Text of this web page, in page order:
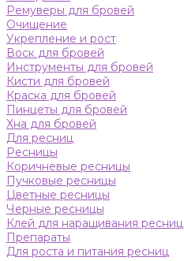
Ремуверы для бровей
Очищение
Укрепление и рост
Воск для бровей
Инструменты для бровей
Кисти для бровей
Краска для бровей
Пинцеты для бровей
Хна для бровей
Для ресниц
Ресницы
Коричневые ресницы
Пучковые ресницы
Цветные ресницы
Черные ресницы
Клей для наращивания ресниц
Препараты
Для роста и питания ресниц